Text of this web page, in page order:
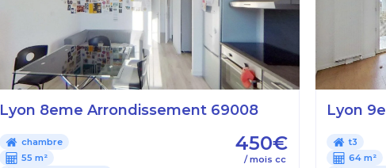
Lyon 8eme Arrondissement 69008
chambre
55 m²
450€
/ mois cc
Lyon
t3
64 m²